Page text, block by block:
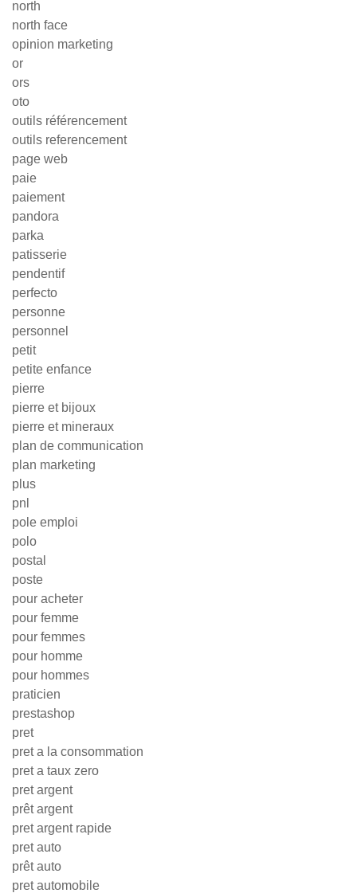
north
north face
opinion marketing
or
ors
oto
outils référencement
outils referencement
page web
paie
paiement
pandora
parka
patisserie
pendentif
perfecto
personne
personnel
petit
petite enfance
pierre
pierre et bijoux
pierre et mineraux
plan de communication
plan marketing
plus
pnl
pole emploi
polo
postal
poste
pour acheter
pour femme
pour femmes
pour homme
pour hommes
praticien
prestashop
pret
pret a la consommation
pret a taux zero
pret argent
prêt argent
pret argent rapide
pret auto
prêt auto
pret automobile